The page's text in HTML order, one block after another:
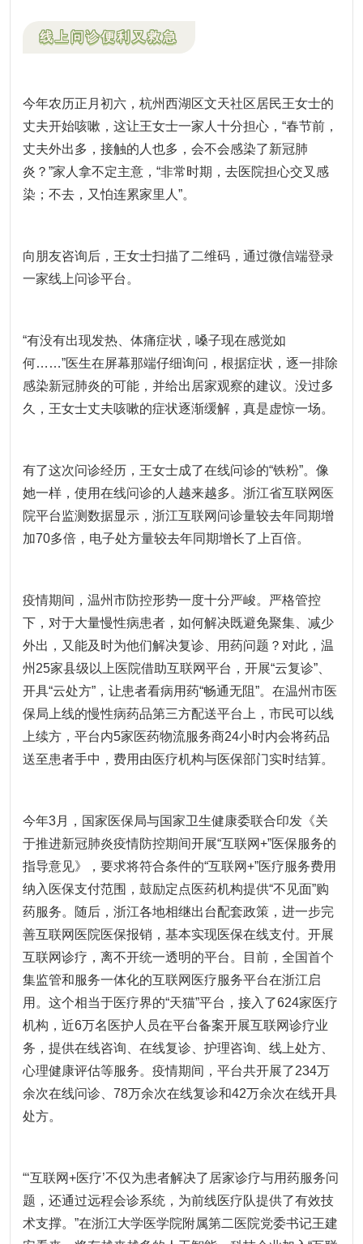
线上问诊便利又救急
今年农历正月初六，杭州西湖区文天社区居民王女士的
丈夫开始咳嗽，这让王女士一家人十分担心，“春节前，
丈夫外出多，接触的人也多，会不会感染了新冠肺
炎？”家人拿不定主意，“非常时期，去医院担心交叉感
染；不去，又怕连累家里人”。
向朋友咨询后，王女士扫描了二维码，通过微信端登录
一家线上问诊平台。
“有没有出现发热、体痛症状，嗓子现在感觉如
何……”医生在屏幕那端仔细询问，根据症状，逐一排除
感染新冠肺炎的可能，并给出居家观察的建议。没过多
久，王女士丈夫咳嗽的症状逐渐缓解，真是虚惊一场。
有了这次问诊经历，王女士成了在线问诊的“铁粉”。像
她一样，使用在线问诊的人越来越多。浙江省互联网医
院平台监测数据显示，浙江互联网问诊量较去年同期增
加70多倍，电子处方量较去年同期增长了上百倍。
疫情期间，温州市防控形势一度十分严峻。严格管控
下，对于大量慢性病患者，如何解决既避免聚集、减少
外出，又能及时为他们解决复诊、用药问题？对此，温
州25家县级以上医院借助互联网平台，开展“云复诊”、
开具“云处方”，让患者看病用药“畅通无阻”。在温州市医
保局上线的慢性病药品第三方配送平台上，市民可以线
上续方，平台内5家医药物流服务商24小时内会将药品
送至患者手中，费用由医疗机构与医保部门实时结算。
今年3月，国家医保局与国家卫生健康委联合印发《关
于推进新冠肺炎疫情防控期间开展“互联网+”医保服务的
指导意见》，要求将符合条件的“互联网+”医疗服务费用
纳入医保支付范围，鼓励定点医药机构提供“不见面”购
药服务。随后，浙江各地相继出台配套政策，进一步完
善互联网医院医保报销，基本实现医保在线支付。开展
互联网诊疗，离不开统一透明的平台。目前，全国首个
集监管和服务一体化的互联网医疗服务平台在浙江启
用。这个相当于医疗界的“天猫”平台，接入了624家医疗
机构，近6万名医护人员在平台备案开展互联网诊疗业
务，提供在线咨询、在线复诊、护理咨询、线上处方、
心理健康评估等服务。疫情期间，平台共开展了234万
余次在线问诊、78万余次在线复诊和42万余次在线开具
处方。
“‘互联网+医疗’不仅为患者解决了居家诊疗与用药服务问
题，还通过远程会诊系统，为前线医疗队提供了有效技
术支撑。”在浙江大学医学院附属第二医院党委书记王建